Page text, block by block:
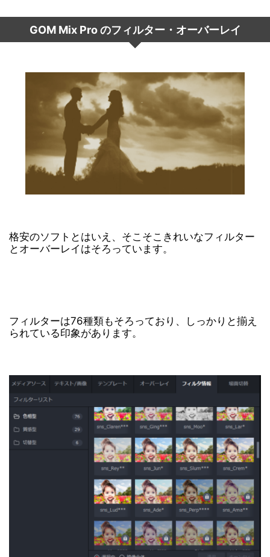
GOM Mix Pro のフィルター・オーバーレイ
格安のソフトとはいえ、そこそこきれいなフィルター
とオーバーレイはそろっています。
フィルターは76種類もそろっており、しっかりと揃え
られている印象があります。